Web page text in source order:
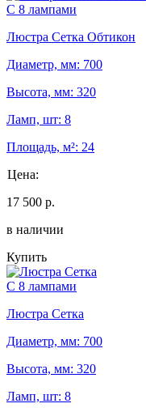
С 8 лампами
Люстра Сетка Обтикон
Диаметр, мм: 700
Высота, мм: 320
Ламп, шт: 8
Площадь, м²: 24
Цена:
17 500 р.
в наличии
Купить
С 8 лампами
Люстра Сетка
Диаметр, мм: 700
Высота, мм: 320
Ламп, шт: 8